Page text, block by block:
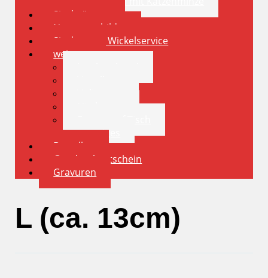
Sisalstämme
Namensschilder
Sisalstamm Wickelservice
weiteres
sonstiges
Bestellen
Geschenkgutschein
Gravuren
L (ca. 13cm)